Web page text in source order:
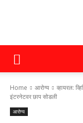
Home आरोग्य
व्हायरल:
इंटरनेटवर छाप सोडली
आरोग्य